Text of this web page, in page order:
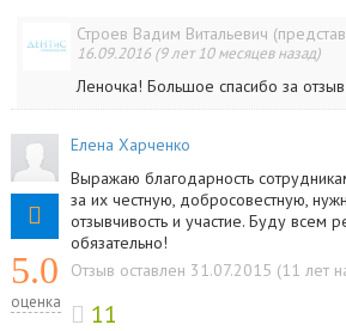
Строев Вадим Витальевич
16.09.2016 (9 лет 10 месяцев назад)
Леночка! Большое спасибо за
5.0
оценка
Елена Харченко
Выражаю благодарность
за их честную, добросовестную,
отзывчивость и участие. Буду всем
обязательно!
Отзыв оставлен 31.07.2015 (11 лет
11